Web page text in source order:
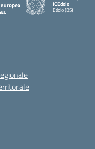
IC Edolo
Edolo (BS)